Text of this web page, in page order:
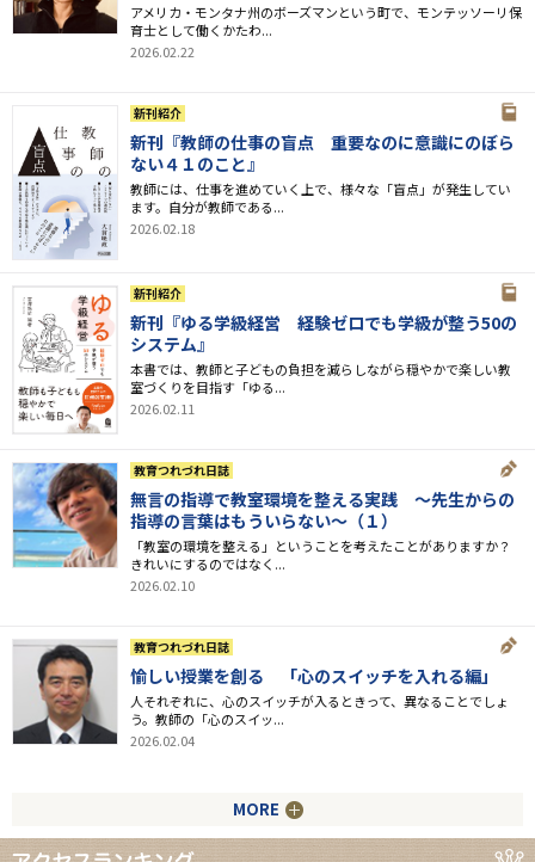
アメリカ・モンタナ州のボーズマンという町で、モンテッソーリ保
育士として働くかたわ...
2026.02.22
新刊紹介
新刊『教師の仕事の盲点 重要なのに意識にのぼら
ない４１のこと』
教師には、仕事を進めていく上で、様々な「盲点」が発生してい
ます。自分が教師である...
2026.02.18
新刊紹介
新刊『ゆる学級経営 経験ゼロでも学級が整う50の
システム』
本書では、教師と子どもの負担を減らしながら穏やかで楽しい教
室づくりを目指す「ゆる...
2026.02.11
教育つれづれ日誌
無言の指導で教室環境を整える実践 〜先生からの
指導の言葉はもういらない〜（１）
「教室の環境を整える」ということを考えたことがありますか？
きれいにするのではなく...
2026.02.10
教育つれづれ日誌
愉しい授業を創る 「心のスイッチを入れる編」
人それぞれに、心のスイッチが入るときって、異なることでしょ
う。教師の「心のスイッ...
2026.02.04
MORE